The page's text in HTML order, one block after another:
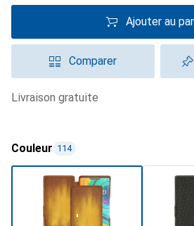
Ajouter au
Comparer
livraison gratuite
Couleur 114